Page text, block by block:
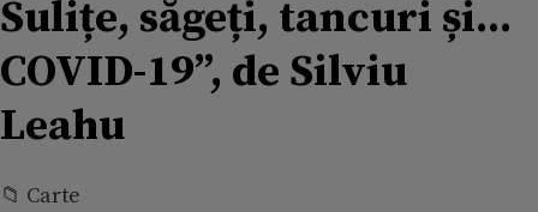
Sulițe, săgeți, tancuri și...
COVID-19”, de Silviu
Leahu
📁 Carte